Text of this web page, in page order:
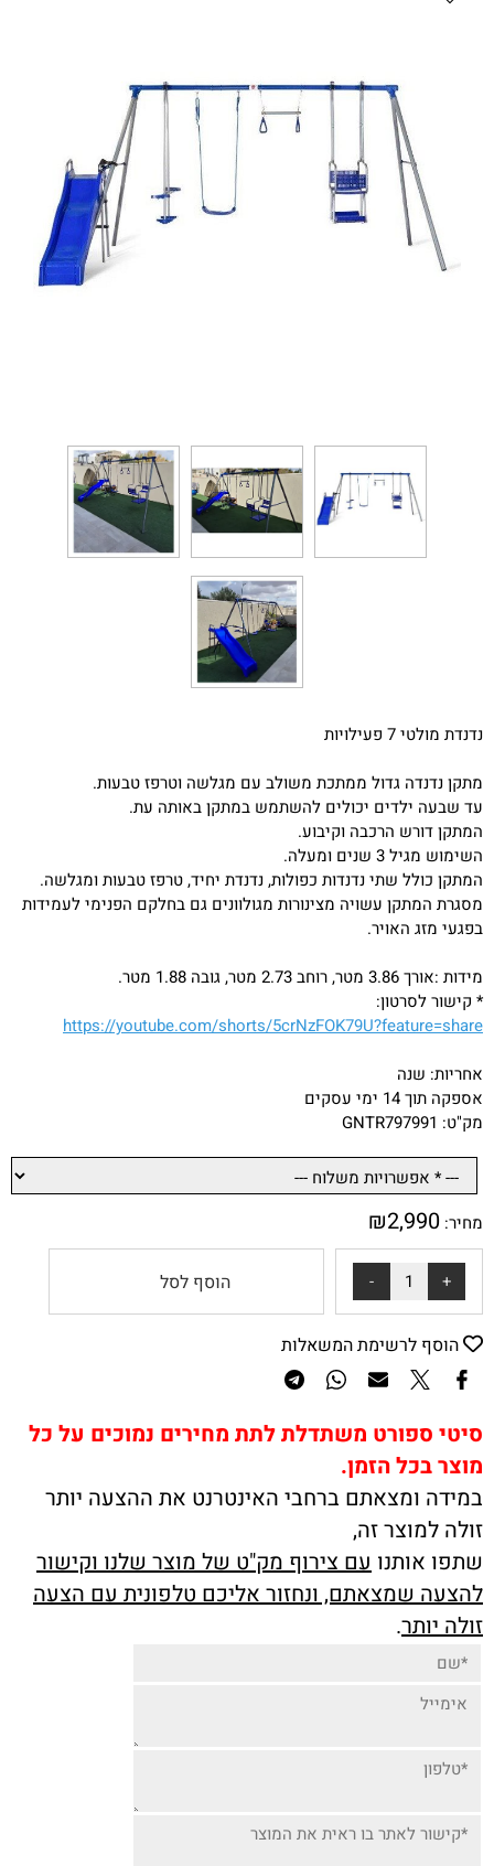
citysport2@013.net
נדנדת מולטי 7 פעילויות
מתקן נדנדה גדול ממתכת משולב עם מגלשה וטרפז טבעות.
עד שבעה ילדים יכולים להשתמש במתקן באותה עת.
המתקן דורש הרכבה וקיבוע.
השימוש מגיל 3 שנים ומעלה.
המתקן כולל שתי נדנדות כפולות, נדנדת יחיד, טרפז טבעות ומגלשה.
מסגרת המתקן עשויה מצינורות מגולוונים גם בחלקם הפנימי לעמידות
בפגעי מזג האויר.
מידות :אורך 3.86 מטר, רוחב 2.73 מטר, גובה 1.88 מטר.
* קישור לסרטון:
https://youtube.com/shorts/5crNzFOK79U?feature=share
אחריות: שנה
אספקה תוך 14 ימי עסקים
מק"ט: GNTR797991
מחיר: ₪2,990
הוסף לסל
הוסף לרשימת המשאלות
סיטי ספורט משתדלת לתת מחירים נמוכים על כל
מוצר בכל הזמן.
במידה ומצאתם ברחבי האינטרנט את ההצעה יותר
זולה למוצר זה,
שתפו אותנו עם צירוף מק"ט של מוצר שלנו וקישור
להצעה שמצאתם, ונחזור אליכם טלפונית עם הצעה
זולה יותר.